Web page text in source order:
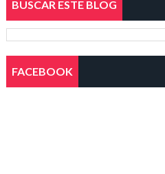
BUSCAR ESTE BLOG
FACEBOOK